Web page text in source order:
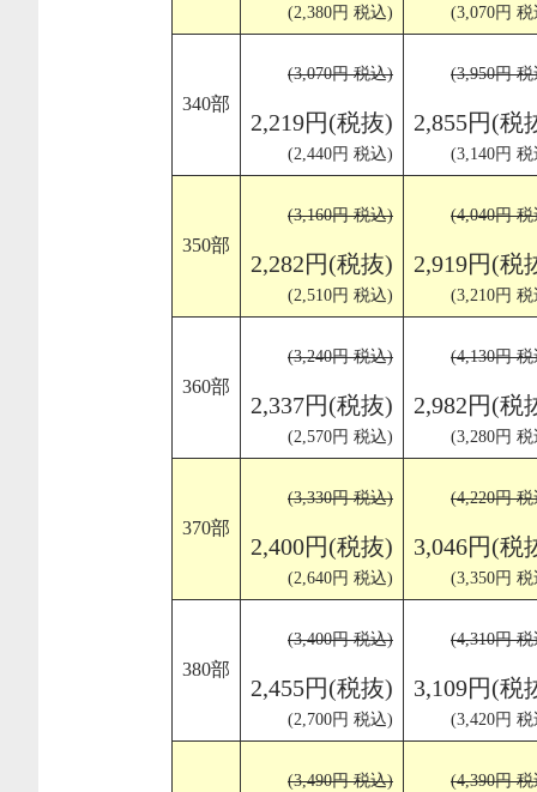
(2,380円 税込) (3,070円
340部
(3,070円 税込)
2,219円(税抜)
(2,440円 税込)
(3,950円
2,855円(税
(3,140円
350部
(3,160円 税込)
2,282円(税抜)
(2,510円 税込)
(4,040円
2,919円(税
(3,210円
360部
(3,240円 税込)
2,337円(税抜)
(2,570円 税込)
(4,130円
2,982円(税
(3,280円
370部
(3,330円 税込)
2,400円(税抜)
(2,640円 税込)
(4,220円
3,046円(税
(3,350円
380部
(3,400円 税込)
2,455円(税抜)
(2,700円 税込)
(4,310円
3,109円(税
(3,420円
(3,490円 税込) (4,390円